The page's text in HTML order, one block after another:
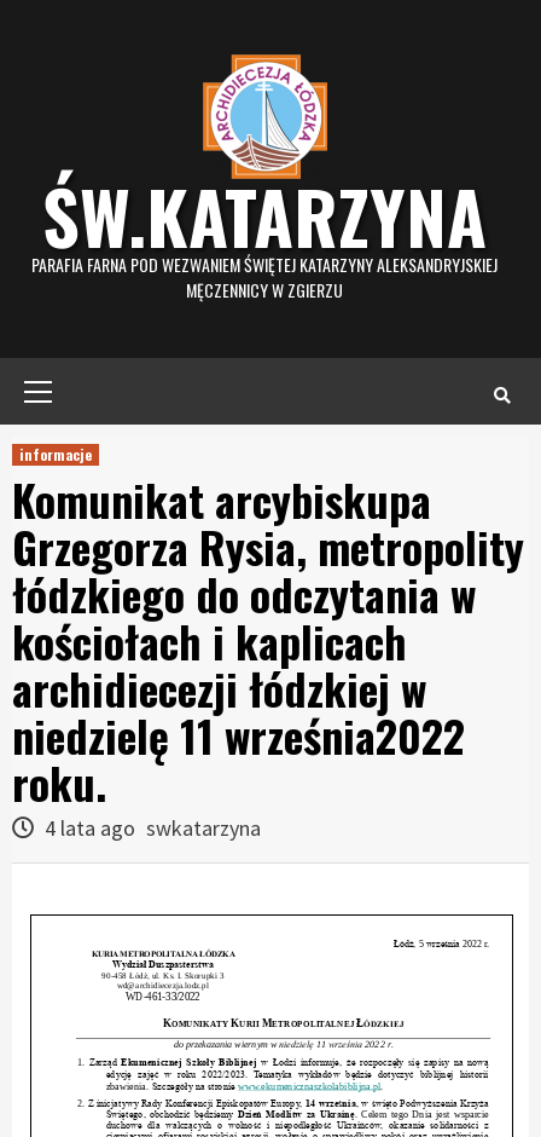
ŚW.KATARZYNA
PARAFIA FARNA POD WEZWANIEM ŚWIĘTEJ KATARZYNY ALEKSANDRYJSKIEJ
MĘCZENNICY W ZGIERZU
informacje
Komunikat arcybiskupa
Grzegorza Rysia, metropolity
łódzkiego do odczytania w
kościołach i kaplicach
archidiecezji łódzkiej w
niedzielę 11 września2022
roku.
4 lata ago swkatarzyna